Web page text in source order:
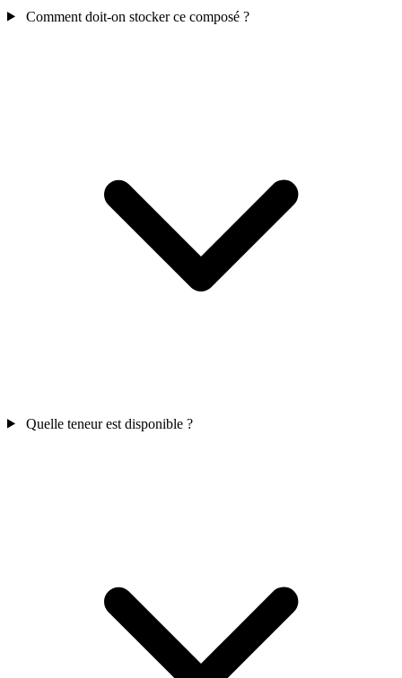
Comment doit-on stocker ce composé ?
Quelle teneur est disponible ?